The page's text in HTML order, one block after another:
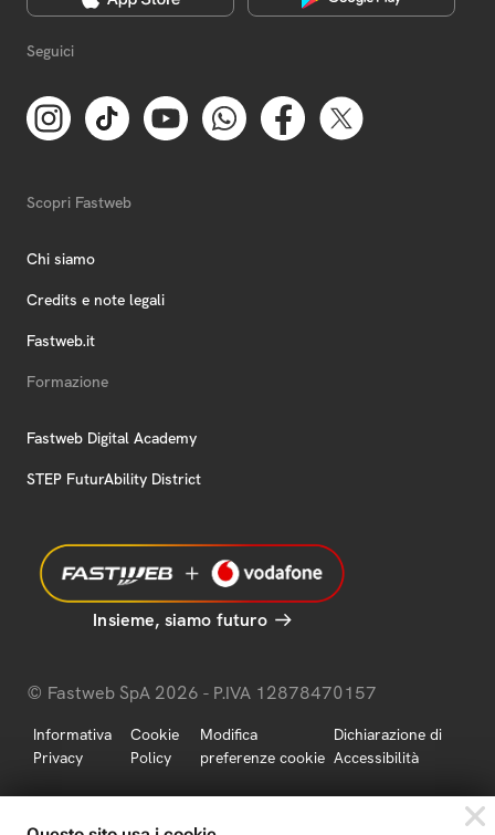
Seguici
Scopri Fastweb
Chi siamo
Credits e note legali
Fastweb.it
Formazione
Fastweb Digital Academy
STEP FuturAbility District
Insieme, siamo futuro
© Fastweb SpA 2026 - P.IVA 12878470157
Informativa
Privacy
Cookie
Policy
Modifica
preferenze cookie
Dichiarazione di
Accessibilità